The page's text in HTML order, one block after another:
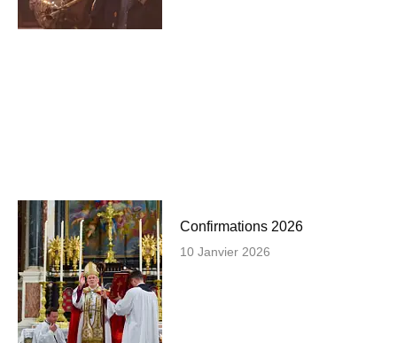
Confirmations 2026
10 Janvier 2026